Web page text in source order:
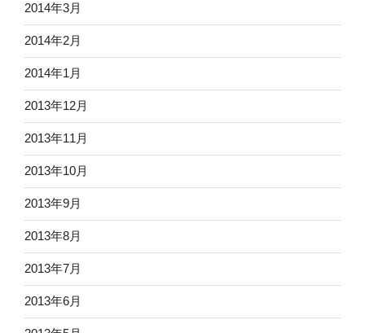
2014年3月
2014年2月
2014年1月
2013年12月
2013年11月
2013年10月
2013年9月
2013年8月
2013年7月
2013年6月